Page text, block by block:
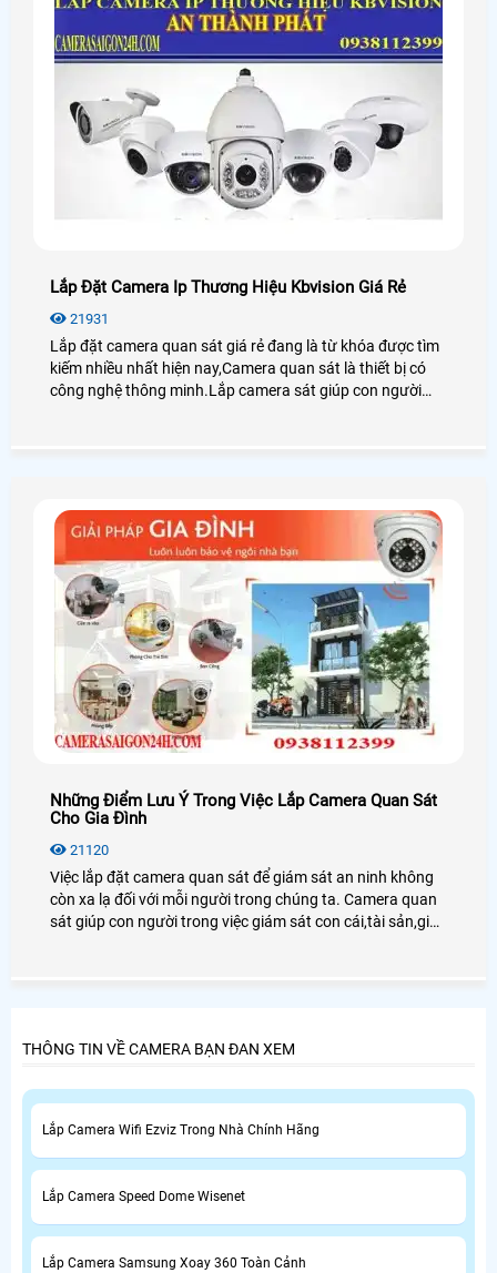
Lắp Đặt Camera Ip Thương Hiệu Kbvision Giá Rẻ
21931
Lắp đặt camera quan sát giá rẻ đang là từ khóa được tìm
kiếm nhiều nhất hiện nay,Camera quan sát là thiết bị có
công nghệ thông minh.Lắp camera sát giúp con người
Những Điểm Lưu Ý Trong Việc Lắp Camera Quan Sát
Cho Gia Đình
21120
Việc lắp đặt camera quan sát để giám sát an ninh không
còn xa lạ đối với mỗi người trong chúng ta. Camera quan
sát giúp con người trong việc giám sát con cái,tài sản,giúp
THÔNG TIN VỀ CAMERA BẠN ĐAN XEM
Lắp Camera Wifi Ezviz Trong Nhà Chính Hãng
Lắp Camera Speed Dome Wisenet
Lắp Camera Samsung Xoay 360 Toàn Cảnh